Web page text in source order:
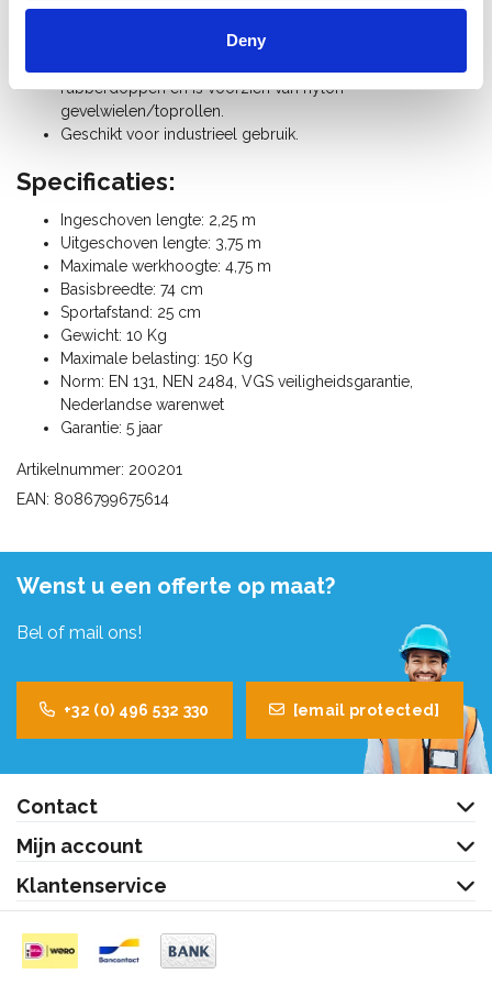
Deny
rubberdoppen en is voorzien van nylon
gevelwielen/toprollen.
Geschikt voor industrieel gebruik.
Specificaties:
Ingeschoven lengte: 2,25 m
Uitgeschoven lengte: 3,75 m
Maximale werkhoogte: 4,75 m
Basisbreedte: 74 cm
Sportafstand: 25 cm
Gewicht: 10 Kg
Maximale belasting: 150 Kg
Norm: EN 131, NEN 2484, VGS veiligheidsgarantie,
Nederlandse warenwet
Garantie: 5 jaar
Artikelnummer: 200201
EAN: 8086799675614
Wenst u een offerte op maat?
Bel of mail ons!
+32 (0) 496 532 330 [email protected]
Contact
Mijn account
Klantenservice